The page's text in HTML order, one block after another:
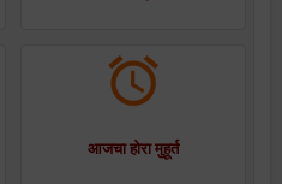
आजचा होरा मुहूर्त